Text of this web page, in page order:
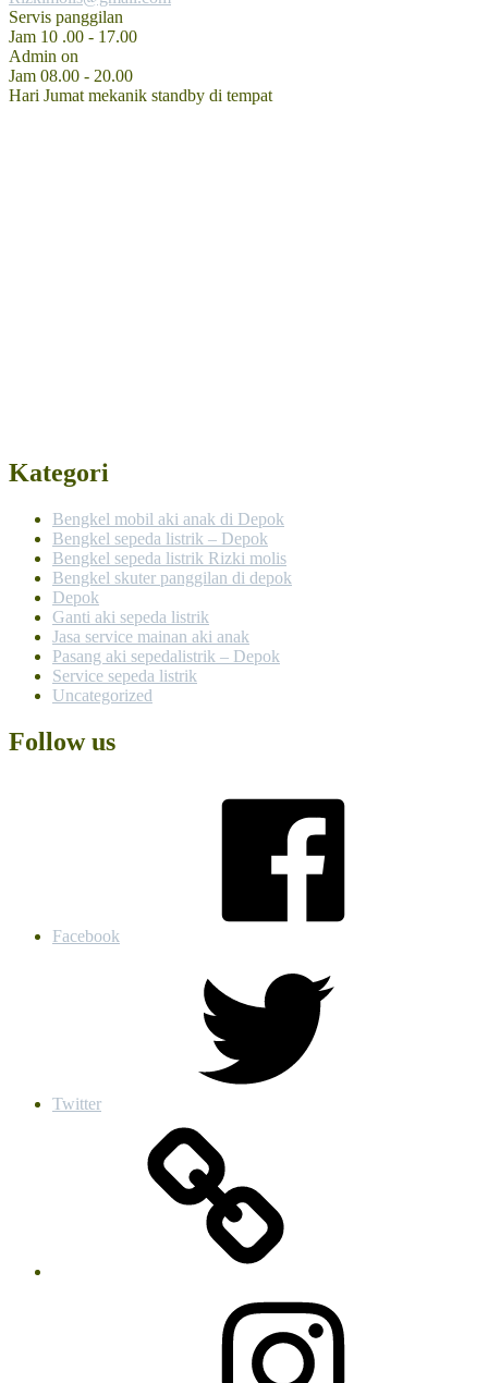
Servis panggilan
Jam 10 .00 - 17.00
Admin on
Jam 08.00 - 20.00
Hari Jumat mekanik standby di tempat
Kategori
Bengkel mobil aki anak di Depok
Bengkel sepeda listrik – Depok
Bengkel sepeda listrik Rizki molis
Bengkel skuter panggilan di depok
Depok
Ganti aki sepeda listrik
Jasa service mainan aki anak
Pasang aki sepedalistrik – Depok
Service sepeda listrik
Uncategorized
Follow us
Facebook
Twitter